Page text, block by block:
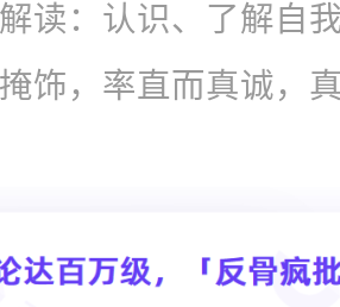
读： 认识、了解自
饰，率直而真诚，